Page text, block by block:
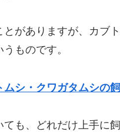
がありますが、カブ
うものです。
ムシ・クワガタムシの
ても、どれだけ上手に